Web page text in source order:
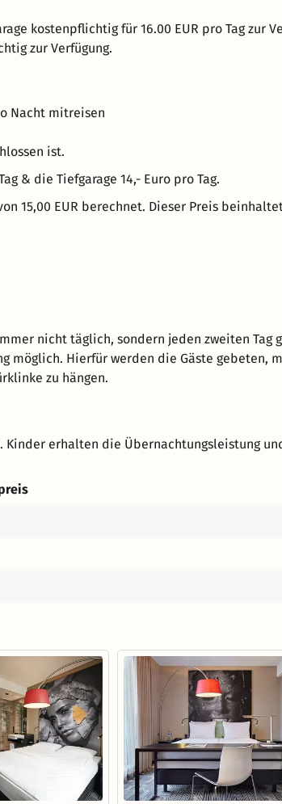
kostenpflichtig für 16.00 EUR pro Tag zur
zur Verfügung.
Nacht mitreisen
ist.
& die Tiefgarage 14,- Euro pro Tag.
15,00 EUR berechnet. Dieser Preis
nicht täglich, sondern jeden zweiten Tag
möglich. Hierfür werden die Gäste gebeten,
zu hängen.
Kinder erhalten die Übernachtungsleistung